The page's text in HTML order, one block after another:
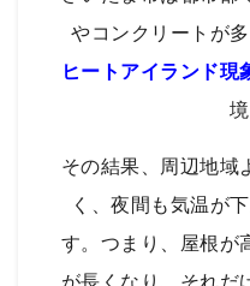
やコンクリートが
ヒートアイランド現
その結果、周辺地域
く、夜間も気温が
す。つまり、屋根が
が長くなり、それだ